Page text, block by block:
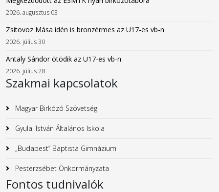
2026. augusztus 03
Zsitovoz Mása idén is bronzérmes az U17-es vb-n
2026. július 30
Antaly Sándor ötödik az U17-es vb-n
2026. július 28
Szakmai kapcsolatok
Magyar Birkózó Szövetség
Gyulai István Általános Iskola
„Budapest” Baptista Gimnázium
Pesterzsébet Önkormányzata
Fontos tudnivalók